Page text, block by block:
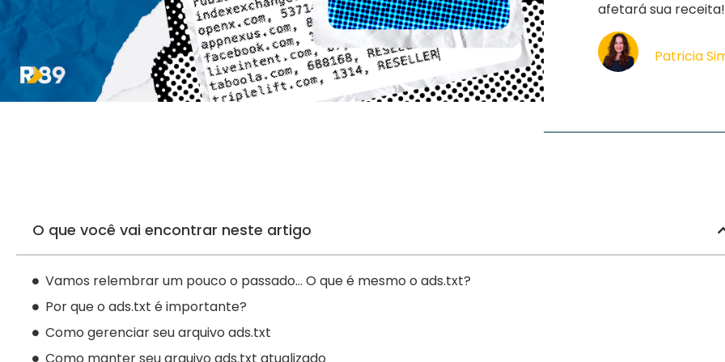
afetará sua receita!
Patricia
O que você vai encontrar neste artigo
Vamos relembrar um pouco o passado... O que é mesmo o ads.txt?
Por que o ads.txt é importante?
Como gerenciar seu arquivo ads.txt